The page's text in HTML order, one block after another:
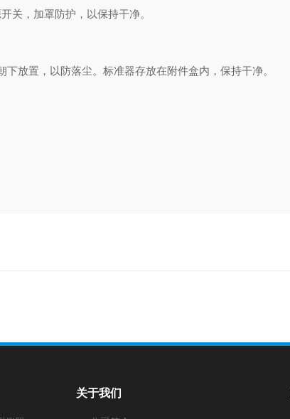
关，加罩防护，以保持干净。
放置，以防落尘。标准器存放在附件盒内，保持干净。
关于我们